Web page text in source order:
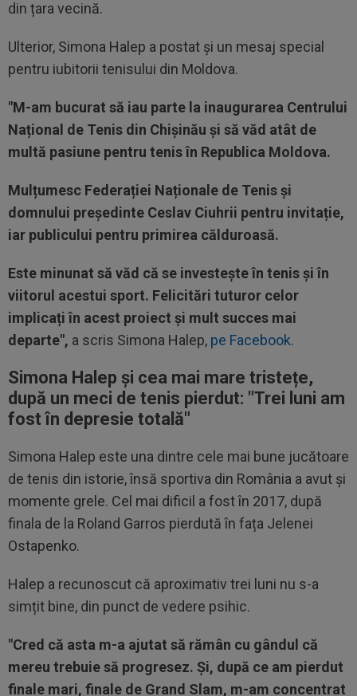
din țara vecină.
Ulterior, Simona Halep a postat și un mesaj special
pentru iubitorii tenisului din Moldova.
"M-am bucurat să iau parte la inaugurarea Centrului
Național de Tenis din Chișinău și să văd atât de
multă pasiune pentru tenis în Republica Moldova.
Mulțumesc Federației Naționale de Tenis și
domnului președinte Ceslav Ciuhrii pentru invitație,
iar publicului pentru primirea călduroasă.
Este minunat să văd că se investește în tenis și în
viitorul acestui sport. Felicitări tuturor celor
implicați în acest proiect și mult succes mai
departe", a scris Simona Halep, pe Facebook.
Simona Halep și cea mai mare tristețe,
după un meci de tenis pierdut: "Trei luni am
fost în depresie totală"
Simona Halep este una dintre cele mai bune jucătoare
de tenis din istorie, însă sportiva din România a avut și
momente grele. Cel mai dificil a fost în 2017, după
finala de la Roland Garros pierdută în fața Jelenei
Ostapenko.
Halep a recunoscut că aproximativ trei luni nu s-a
simțit bine, din punct de vedere psihic.
"Cred că asta m-a ajutat să rămân cu gândul că
mereu trebuie să progresez. Și, după ce am pierdut
finale mari, finale de Grand Slam, m-am concentrat